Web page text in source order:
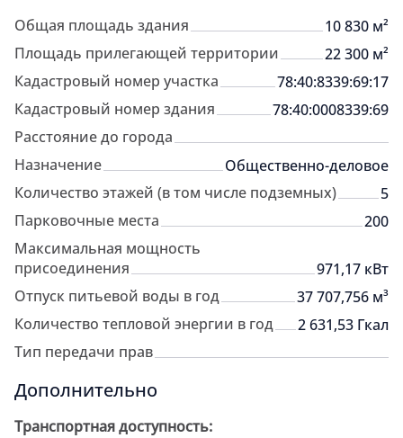
Общая площадь здания
10 830 м²
Площадь прилегающей территории
22 300 м²
Кадастровый номер участка
78:40:8339:69:17
Кадастровый номер здания
78:40:0008339:69
Расстояние до города
Назначение
Общественно-деловое
Количество этажей (в том числе подземных)
5
Парковочные места
200
Максимальная мощность
присоединения
971,17 кВт
Отпуск питьевой воды в год
37 707,756 м³
Количество тепловой энергии в год
2 631,53 Гкал
Тип передачи прав
Дополнительно
Транспортная доступность: